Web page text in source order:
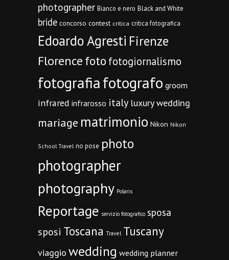
photographer Bianco e nero Black and White
bride concorso contest critica critica fotografica
Edoardo Agresti Firenze
Florencefoto fotogiornalismo
fotografiafotografo groom
infrared infrarosso italy luxury wedding
mariage matrimonio Nikon Nikon
School Travel no pose photo
photographer
photography Polaris
Reportage servizio fotografico sposa
sposi Toscana Travel Tuscany
viaggio wedding wedding planner